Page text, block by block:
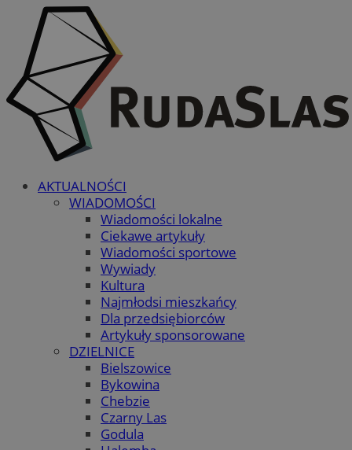
AKTUALNOŚCI
WIADOMOŚCI
Wiadomości lokalne
Ciekawe artykuły
Wiadomości sportowe
Wywiady
Kultura
Najmłodsi mieszkańcy
Dla przedsiębiorców
Artykuły sponsorowane
DZIELNICE
Bielszowice
Bykowina
Chebzie
Czarny Las
Godula